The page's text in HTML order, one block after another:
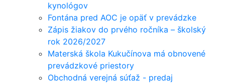
kynológov
Fontána pred AOC je opäť v prevádzke
Zápis žiakov do prvého ročníka – školský
rok 2026/2027
Materská škola Kukučínova má obnovené
prevádzkové priestory
Obchodná verejná súťaž - predaj